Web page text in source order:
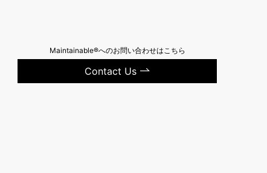
Maintainable®へのお問い合わせはこちら
Contact Us